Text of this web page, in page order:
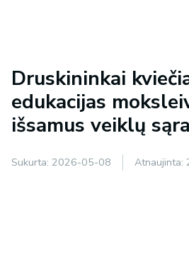
Druskininkai
edukacijas
išsamus veiklų
Sukurta: 2026-05-08 Atnaujinta: